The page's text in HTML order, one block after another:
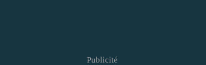
Publicité